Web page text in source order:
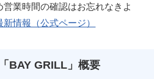
業時間の確認はお忘れなきよ
情報（公式ページ）
BAY GRILL」概要